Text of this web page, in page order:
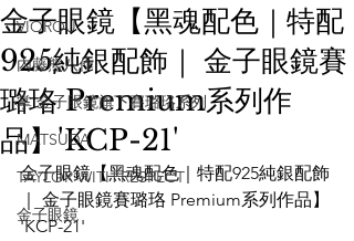
VIOROU
內藤熊八作
掌 金子眼鏡旗下賽璐珞系列
MATSUDA
TAYLOR WITH RESPECT
金子眼鏡
金子眼鏡【黑魂配色｜特配
925純銀配飾｜ 金子眼鏡賽
璐珞 Premium系列作
品】'KCP-21'
金子眼鏡【黑魂配色｜特配925純銀配飾
｜ 金子眼鏡賽璐珞 Premium系列作品】
'KCP-21'